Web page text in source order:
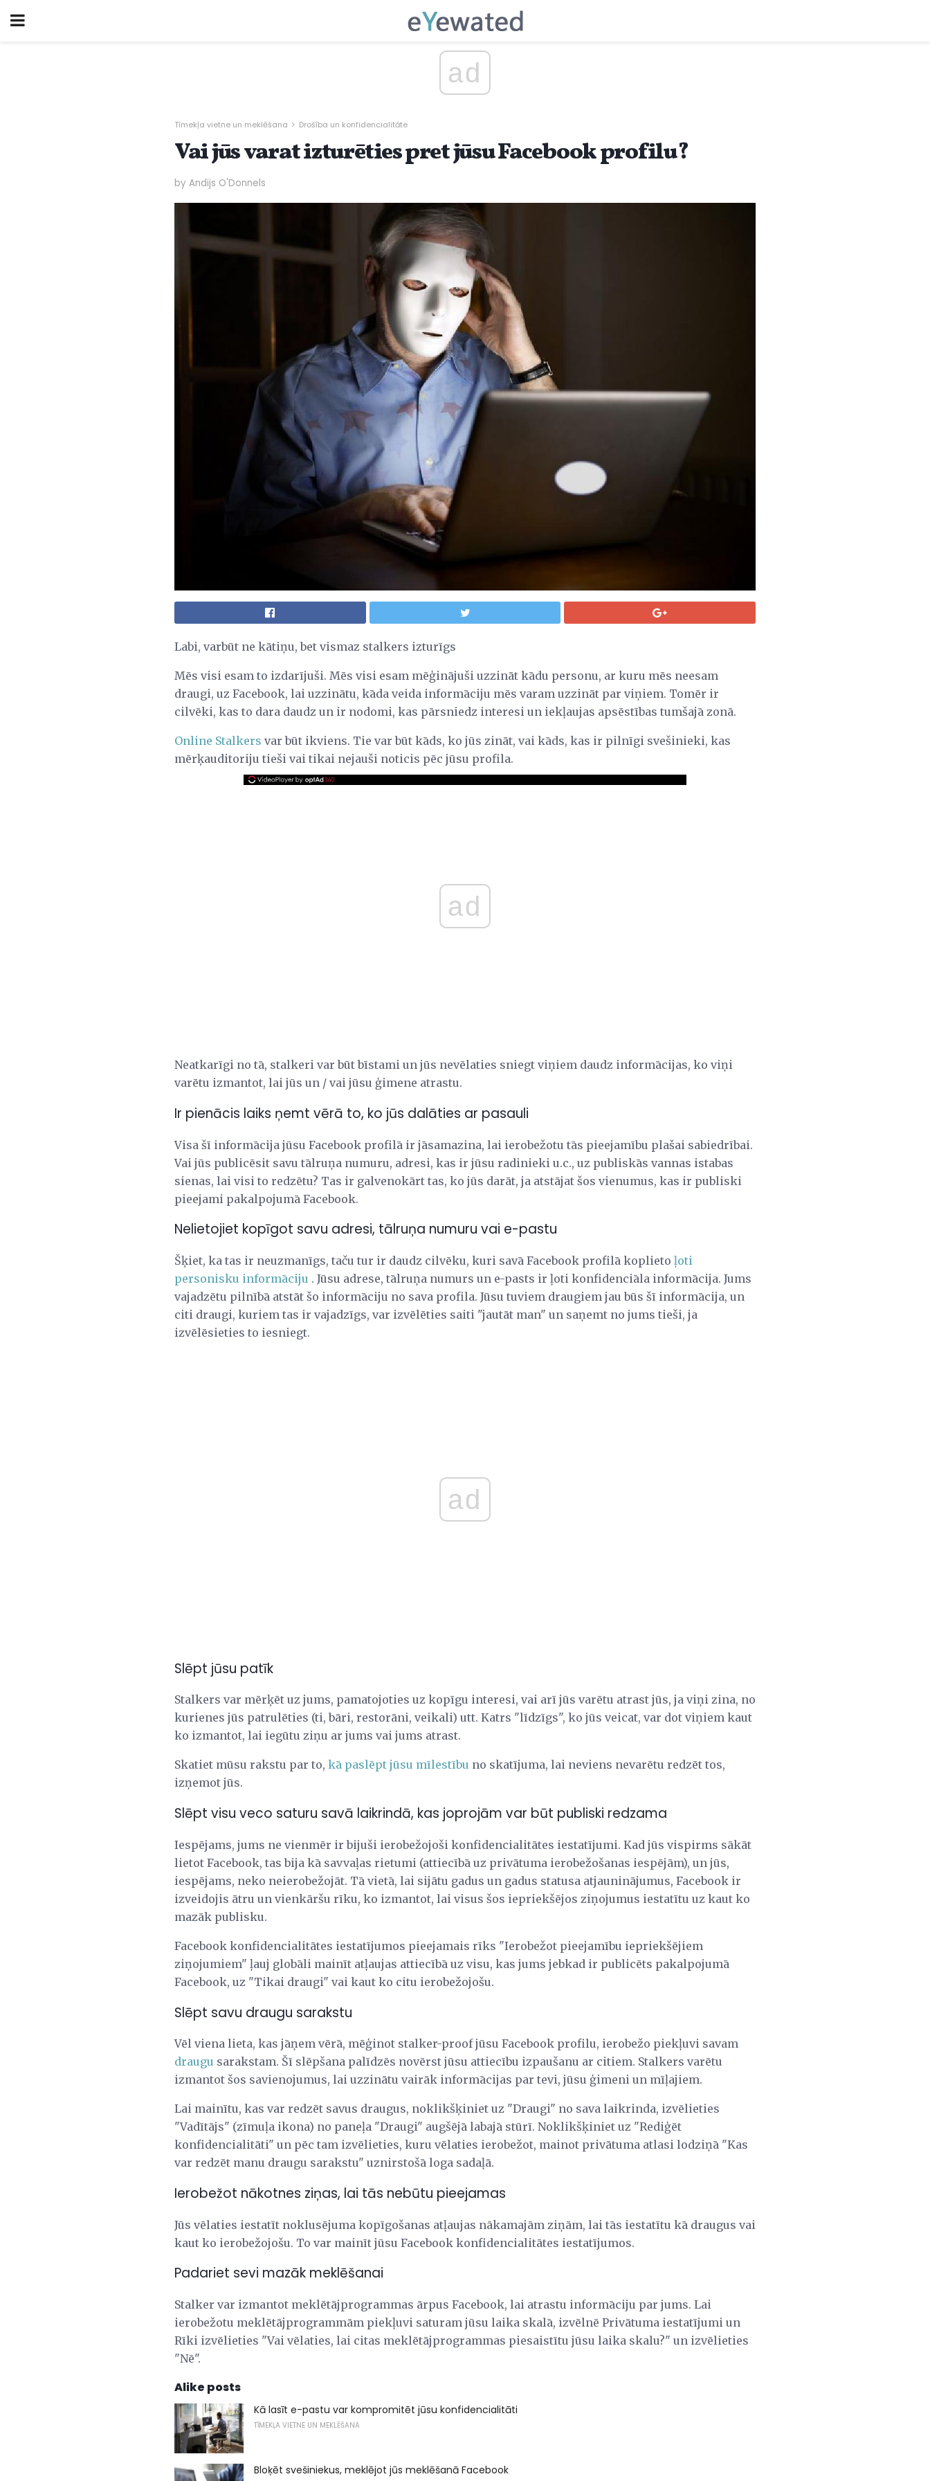
ad
Tīmekļa vietne un meklēšana Drošība un konfidencialitāte
Vai jūs varat izturēties pret jūsu Facebook profilu?
by Andijs O'Donnels
Labi, varbūt ne kātiņu, bet vismaz stalkers izturīgs
Mēs visi esam to izdarījuši. Mēs visi esam mēģinājuši uzzināt kādu personu, ar kuru mēs neesam
draugi, uz Facebook, lai uzzinātu, kāda veida informāciju mēs varam uzzināt par viņiem. Tomēr ir
cilvēki, kas to dara daudz un ir nodomi, kas pārsniedz interesi un iekļaujas apsēstības tumšajā zonā.
Online Stalkers var būt ikviens. Tie var būt kāds, ko jūs zināt, vai kāds, kas ir pilnīgi svešinieki, kas
mērķauditoriju tieši vai tikai nejauši noticis pēc jūsu profila.
ad
Neatkarīgi no tā, stalkeri var būt bīstami un jūs nevēlaties sniegt viņiem daudz informācijas, ko viņi
varētu izmantot, lai jūs un / vai jūsu ģimene atrastu.
Ir pienācis laiks ņemt vērā to, ko jūs dalāties ar pasauli
Visa šī informācija jūsu Facebook profilā ir jāsamazina, lai ierobežotu tās pieejamību plašai sabiedrībai.
Vai jūs publicēsit savu tālruņa numuru, adresi, kas ir jūsu radinieki u.c., uz publiskās vannas istabas
sienas, lai visi to redzētu? Tas ir galvenokārt tas, ko jūs darāt, ja atstājat šos vienumus, kas ir publiski
pieejami pakalpojumā Facebook.
Nelietojiet kopīgot savu adresi, tālruņa numuru vai e-pastu
Šķiet, ka tas ir neuzmanīgs, taču tur ir daudz cilvēku, kuri savā Facebook profilā koplieto ļoti
personisku informāciju . Jūsu adrese, tālruņa numurs un e-pasts ir ļoti konfidenciāla informācija. Jums
vajadzētu pilnībā atstāt šo informāciju no sava profila. Jūsu tuviem draugiem jau būs šī informācija, un
citi draugi, kuriem tas ir vajadzīgs, var izvēlēties saiti "jautāt man" un saņemt no jums tieši, ja
izvēlēsieties to iesniegt.
ad
Slēpt jūsu patīk
Stalkers var mērķēt uz jums, pamatojoties uz kopīgu interesi, vai arī jūs varētu atrast jūs, ja viņi zina, no
kurienes jūs patrulēties (ti, bāri, restorāni, veikali) utt. Katrs "līdzīgs", ko jūs veicat, var dot viņiem kaut
ko izmantot, lai iegūtu ziņu ar jums vai jums atrast.
Skatiet mūsu rakstu par to, kā paslēpt jūsu mīlestību no skatījuma, lai neviens nevarētu redzēt tos,
izņemot jūs.
Slēpt visu veco saturu savā laikrindā, kas joprojām var būt publiski redzama
Iespējams, jums ne vienmēr ir bijuši ierobežojoši konfidencialitātes iestatījumi. Kad jūs vispirms sākāt
lietot Facebook, tas bija kā savvaļas rietumi (attiecībā uz privātuma ierobežošanas iespējām), un jūs,
iespējams, neko neierobežojāt. Tā vietā, lai sijātu gadus un gadus statusa atjauninājumus, Facebook ir
izveidojis ātru un vienkāršu rīku, ko izmantot, lai visus šos iepriekšējos ziņojumus iestatītu uz kaut ko
mazāk publisku.
Facebook konfidencialitātes iestatījumos pieejamais rīks "Ierobežot pieejamību iepriekšējiem
ziņojumiem" ļauj globāli mainīt atļaujas attiecībā uz visu, kas jums jebkad ir publicēts pakalpojumā
Facebook, uz "Tikai draugi" vai kaut ko citu ierobežojošu.
Slēpt savu draugu sarakstu
Vēl viena lieta, kas jāņem vērā, mēģinot stalker-proof jūsu Facebook profilu, ierobežo piekļuvi savam
draugu sarakstam. Šī slēpšana palīdzēs novērst jūsu attiecību izpaušanu ar citiem. Stalkers varētu
izmantot šos savienojumus, lai uzzinātu vairāk informācijas par tevi, jūsu ģimeni un mīļajiem.
Lai mainītu, kas var redzēt savus draugus, noklikšķiniet uz "Draugi" no sava laikrinda, izvēlieties
"Vadītājs" (zīmuļa ikona) no paneļa "Draugi" augšējā labajā stūrī. Noklikšķiniet uz "Rediģēt
konfidencialitāti" un pēc tam izvēlieties, kuru vēlaties ierobežot, mainot privātuma atlasi lodziņā "Kas
var redzēt manu draugu sarakstu" uznirstošā loga sadaļā.
Ierobežot nākotnes ziņas, lai tās nebūtu pieejamas
Jūs vēlaties iestatīt noklusējuma kopīgošanas atļaujas nākamajām ziņām, lai tās iestatītu kā draugus vai
kaut ko ierobežojošu. To var mainīt jūsu Facebook konfidencialitātes iestatījumos.
Padariet sevi mazāk meklēšanai
Stalker var izmantot meklētājprogrammas ārpus Facebook, lai atrastu informāciju par jums. Lai
ierobežotu meklētājprogrammām piekļuvi saturam jūsu laika skalā, izvēlnē Privātuma iestatījumi un
Rīki izvēlieties "Vai vēlaties, lai citas meklētājprogrammas piesaistītu jūsu laika skalu?" un izvēlieties
"Nē".
Alike posts
Kā lasīt e-pastu var kompromitēt jūsu konfidencialitāti
TĪMEKĻA VIETNE UN MEKLĒŠANA
Bloķēt svešiniekus, meklējot jūs meklēšanā Facebook